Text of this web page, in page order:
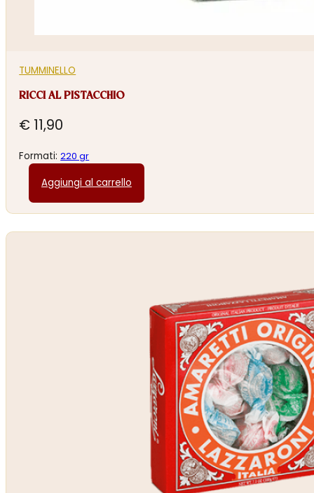
TUMMINELLO
RICCI AL PISTACCHIO
€ 11,90
Formati:220 gr
Aggiungi al carrello